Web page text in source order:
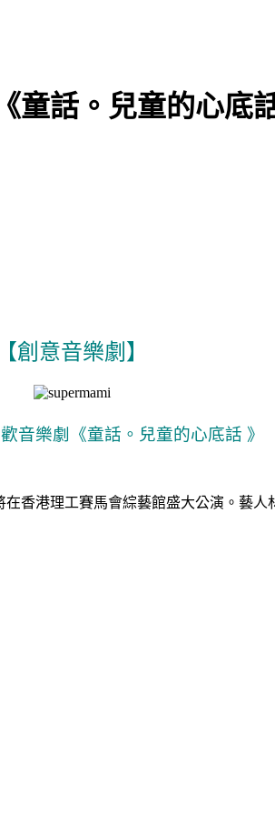
童話。兒童的心底
【創意音樂劇】
音樂劇《童話。兒童的心底話 》
在香港理工賽馬會綜藝館盛大公演。藝